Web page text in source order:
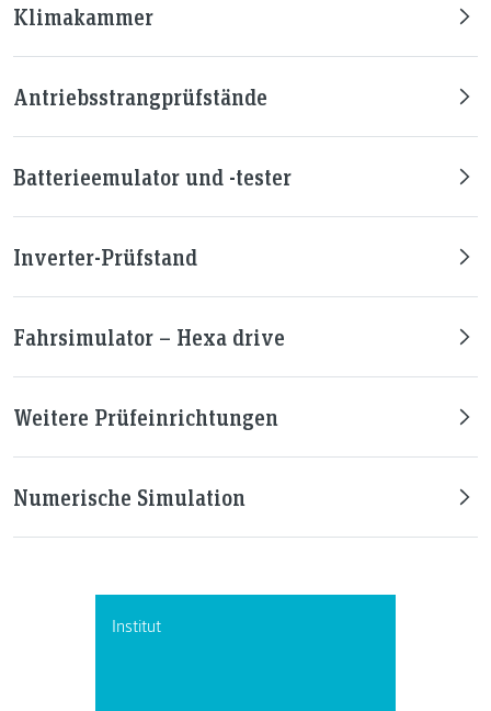
Institut
Klimakammer
Antriebsstrangprüfstände
Batterieemulator und -tester
Inverter-Prüfstand
Fahrsimulator – Hexa drive
Weitere Prüfeinrichtungen
Numerische Simulation